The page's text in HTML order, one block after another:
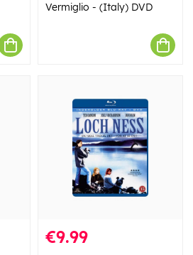
Vermiglio - (Italy) DVD
€9.99